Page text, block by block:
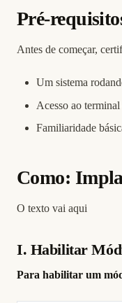
Pré-
Antes de começar,
Um sistema
Acesso ao
Familiaridade
Como:
O texto vai aqui
I. Habilitar
Para habilitar um